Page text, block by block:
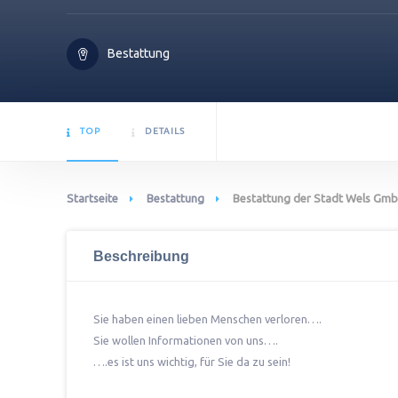
Bestattung
TOP DETAILS
Startseite Bestattung Bestattung der Stadt Wels
Beschreibung
Sie haben einen lieben Menschen verloren….
Sie wollen Informationen von uns….
….es ist uns wichtig, für Sie da zu sein!